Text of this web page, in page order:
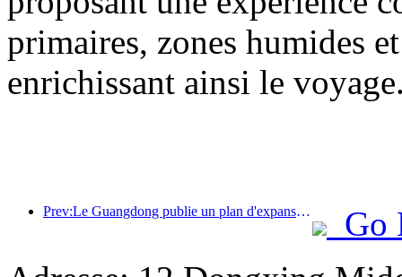
primaires, zones humides
enrichissant ainsi le
Prev:Le Guangdong publie un plan d'expansion des capacités du secteur des services pour faire de la région de la Grande Baie une destination touristique de classe mondiale.
Go